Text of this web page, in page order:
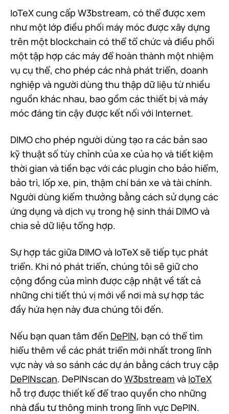
IoTeX cung cấp W3bstream, có thể được xem
như một lớp điều phối máy móc được xây dựng
trên một blockchain có thể tổ chức và điều phối
một tập hợp các máy để hoàn thành một nhiệm
vụ cụ thể, cho phép các nhà phát triển, doanh
nghiệp và người dùng thu thập dữ liệu từ nhiều
nguồn khác nhau, bao gồm các thiết bị và máy
móc đáng tin cậy được kết nối với Internet.
DIMO cho phép người dùng tạo ra các bản sao
kỹ thuật số tùy chỉnh của xe của họ và tiết kiệm
thời gian và tiền bạc với các plugin cho bảo hiểm,
bảo trì, lốp xe, pin, thậm chí bán xe và tài chính.
Người dùng kiếm thưởng bằng cách sử dụng các
ứng dụng và dịch vụ trong hệ sinh thái DIMO và
chia sẻ dữ liệu tổng hợp.
Sự hợp tác giữa DIMO và IoTeX sẽ tiếp tục phát
triển. Khi nó phát triển, chúng tôi sẽ giữ cho
cộng đồng của mình được cập nhật về tất cả
những chi tiết thú vị mới về nơi mà sự hợp tác
đầy hứa hẹn này đưa chúng tôi đến.
Nếu bạn quan tâm đến DePIN, bạn có thể tìm
hiểu thêm về các phát triển mới nhất trong lĩnh
vực này và so sánh các dự án bằng cách truy cập
DePINscan. DePINscan do W3bstream và IoTeX
hỗ trợ được thiết kế để trao quyền cho những
nhà đầu tư thông minh trong lĩnh vực DePIN.